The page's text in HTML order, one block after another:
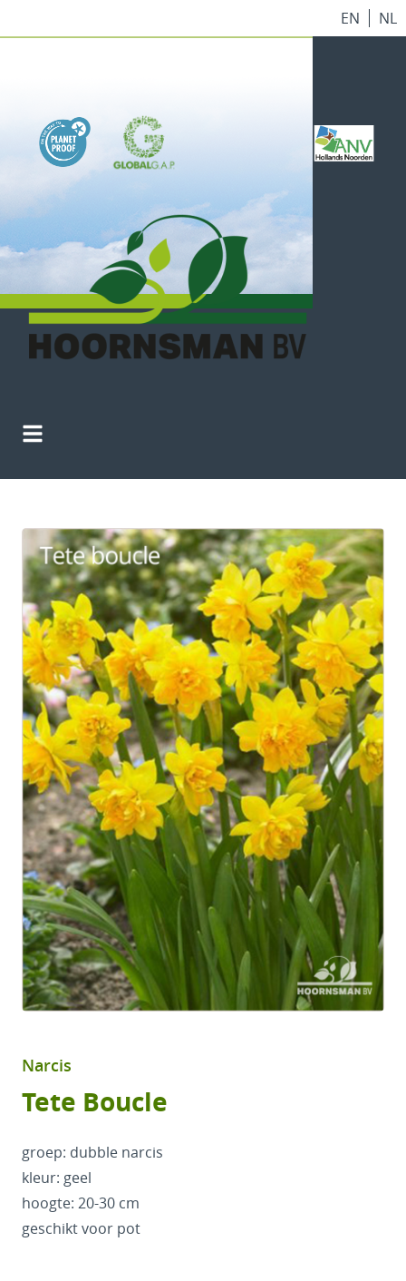
EN NL
Narcis
Tete Boucle
groep: dubble narcis
kleur: geel
hoogte: 20-30 cm
geschikt voor pot